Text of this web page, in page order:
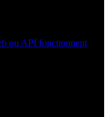
ou API fonctionnent